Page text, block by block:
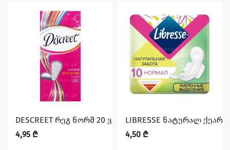
DESCREET რეგ ნორმ 20 ვარდისფერი
4,95 ₾
LIBRESSE ნატურალ
4,50 ₾